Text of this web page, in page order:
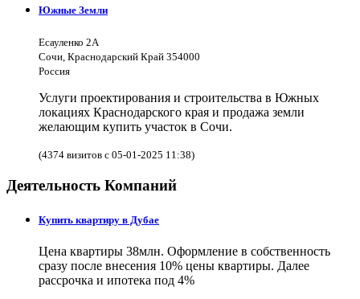
Южные Земли
Есауленко 2А
Сочи, Краснодарский Край 354000
Россия
Услуги проектирования и строительства в Южных
локациях Краснодарского края и продажа земли
желающим купить участок в Сочи.
(4374 визитов с 05-01-2025 11:38)
Деятельность Компаний
Купить квартиру в Дубае
Цена квартиры 38млн. Оформление в собственность
сразу после внесения 10% цены квартиры. Далее
рассрочка и ипотека под 4%